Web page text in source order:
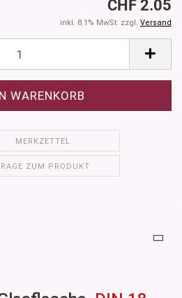
CHF 2.05
inkl. 8.1% MwSt. zzgl. Versand
MERKZETTEL
ZUM PRODUKT